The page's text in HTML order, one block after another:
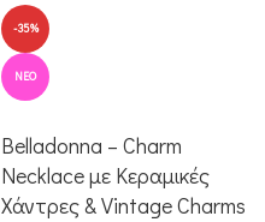
-35%
ΝΈΟ
Belladonna – Charm
Necklace με Κεραμικές
Χάντρες & Vintage Charms